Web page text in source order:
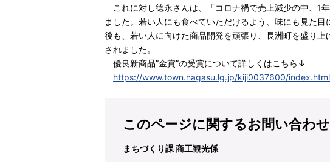
これに対し徳永さんは、「コロナ禍で売上減少の中、1
ました。若い人にも食べていただけるよう、味にも見た目
後も、若い人に向けた商品開発を頑張り、長洲町を盛り上
されました。
優良新商品”金賞”の受賞について詳しくはこちら↓
https://www.town.nagasu.lg.jp/kiji0037600/index.html
このページに関するお問い合わせ
まちづくり課 商工観光係